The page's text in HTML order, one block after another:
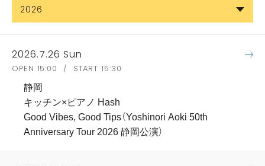
2026
2026.7.26 Sun
OPEN 15:00 / START 15:30
静岡
キッチン×ピアノ Hash
Good Vibes, Good Tips（Yoshinori Aoki 50th
Anniversary Tour 2026 静岡公演）